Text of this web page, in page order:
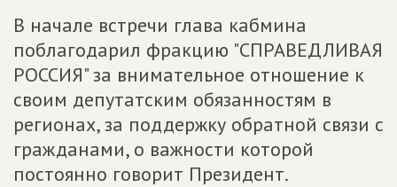
В начале встречи глава кабмина
поблагодарил фракцию "СПРАВЕДЛИВАЯ
РОССИЯ" за внимательное отношение к
своим депутатским обязанностям в
регионах, за поддержку обратной связи с
гражданами, о важности которой
постоянно говорит Президент.